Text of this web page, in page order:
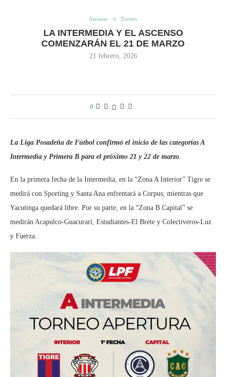
Ascenso Torneo
LA INTERMEDIA Y EL ASCENSO
COMENZARÁN EL 21 DE MARZO
21 febrero, 2026
0
La Liga Posadeña de Fútbol confirmó el inicio de las categorías A
Intermedia y Primera B para el próximo 21 y 22 de marzo.
En la primera fecha de la Intermedia, en la “Zona A Interior” Tigre se
medirá con Sporting y Santa Ana enfrentará a Corpus; mientras que
Yacutinga quedará libre. Por su parte, en la “Zona B Capital” se
medirán Acapulco-Guacurarí, Estudiantes-El Brete y Colectiveros-Luz
y Fuerza.